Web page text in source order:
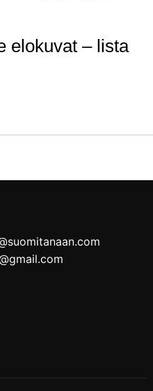
elokuvat – lista